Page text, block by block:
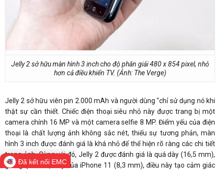
Jelly 2 sở hữu màn hình 3 inch cho độ phân giải 480 x 854 pixel, nhỏ
hơn cả điều khiển TV. (Ảnh: The Verge)
Jelly 2 sở hữu viên pin 2.000 mAh và người dùng "chỉ sử dụng nó khi
thật sự cần thiết. Chiếc điện thoại siêu nhỏ này được trang bị một
camera chính 16 MP và một camera selfie 8 MP. Điểm yếu của điện
thoại là chất lượng ảnh không sắc nét, thiếu sự tương phản, màn
hình 3 inch được đánh giá là khá nhỏ để thể hiện rõ ràng các chi tiết
trong ảnh. Cùng với đó, Jelly 2 được đánh giá là quá dày (16,5 mm),
gần gấp đôi độ dày của iPhone 11 (8,3 mm), điều này tạo cảm giác
Đã kết nối EMC